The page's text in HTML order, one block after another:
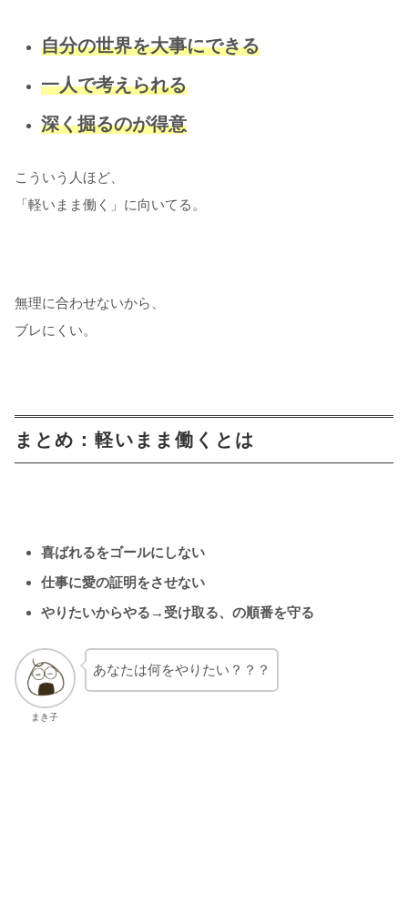
自分の世界を大事にできる
一人で考えられる
深く掘るのが得意
こういう人ほど、
「軽いまま働く」に向いてる。
無理に合わせないから、
ブレにくい。
まとめ：軽いまま働くとは
喜ばれるをゴールにしない
仕事に愛の証明をさせない
やりたいからやる→受け取る、の順番を守る
まき子
あなたは何をやりたい？？？